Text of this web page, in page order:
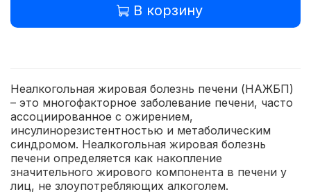
В корзину
Неалкогольная жировая болезнь печени (НАЖБП)
– это многофакторное заболевание печени, часто
ассоциированное с ожирением,
инсулинорезистентностью и метаболическим
синдромом. Неалкогольная жировая болезнь
печени определяется как накопление
значительного жирового компонента в печени у
лиц, не злоупотребляющих алкоголем.